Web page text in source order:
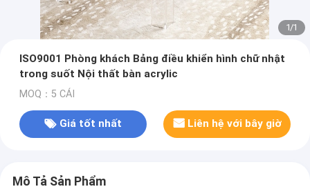
1/1
ISO9001 Phòng khách Bảng điều khiển hình chữ nhật
trong suốt Nội thất bàn acrylic
MOQ：5 CÁI
Giá tốt nhất Liên hệ với bây giờ
Mô Tả Sản Phẩm